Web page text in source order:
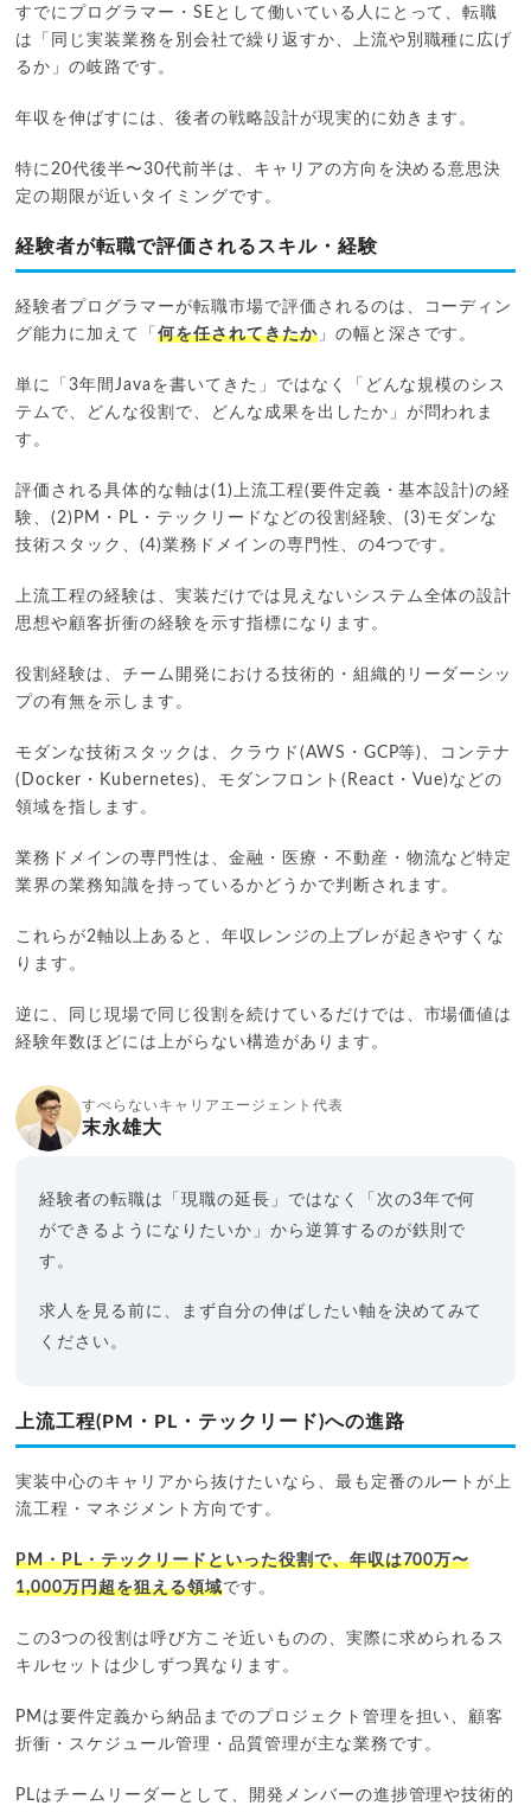
すでにプログラマー・SEとして働いている人にとって、転職
は「同じ実装業務を別会社で繰り返すか、上流や別職種に広げ
るか」の岐路です。
年収を伸ばすには、後者の戦略設計が現実的に効きます。
特に20代後半〜30代前半は、キャリアの方向を決める意思決
定の期限が近いタイミングです。
経験者が転職で評価されるスキル・経験
経験者プログラマーが転職市場で評価されるのは、コーディン
グ能力に加えて「何を任されてきたか」の幅と深さです。
単に「3年間Javaを書いてきた」ではなく「どんな規模のシス
テムで、どんな役割で、どんな成果を出したか」が問われま
す。
評価される具体的な軸は(1)上流工程(要件定義・基本設計)の経
験、(2)PM・PL・テックリードなどの役割経験、(3)モダンな
技術スタック、(4)業務ドメインの専門性、の4つです。
上流工程の経験は、実装だけでは見えないシステム全体の設計
思想や顧客折衝の経験を示す指標になります。
役割経験は、チーム開発における技術的・組織的リーダーシッ
プの有無を示します。
モダンな技術スタックは、クラウド(AWS・GCP等)、コンテナ
(Docker・Kubernetes)、モダンフロント(React・Vue)などの
領域を指します。
業務ドメインの専門性は、金融・医療・不動産・物流など特定
業界の業務知識を持っているかどうかで判断されます。
これらが2軸以上あると、年収レンジの上ブレが起きやすくな
ります。
逆に、同じ現場で同じ役割を続けているだけでは、市場価値は
経験年数ほどには上がらない構造があります。
すべらないキャリアエージェント代表
末永雄大
経験者の転職は「現職の延長」ではなく「次の3年で何
ができるようになりたいか」から逆算するのが鉄則で
す。
求人を見る前に、まず自分の伸ばしたい軸を決めてみて
ください。
上流工程(PM・PL・テックリード)への進路
実装中心のキャリアから抜けたいなら、最も定番のルートが上
流工程・マネジメント方向です。
PM・PL・テックリードといった役割で、年収は700万〜
1,000万円超を狙える領域です。
この3つの役割は呼び方こそ近いものの、実際に求められるス
キルセットは少しずつ異なります。
PMは要件定義から納品までのプロジェクト管理を担い、顧客
折衝・スケジュール管理・品質管理が主な業務です。
PLはチームリーダーとして、開発メンバーの進捗管理や技術的